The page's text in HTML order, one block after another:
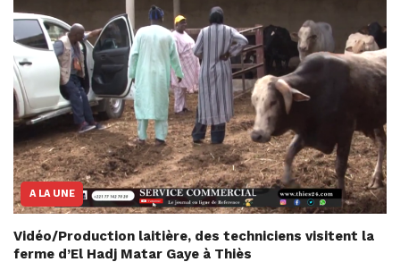
A LA UNE
Vidéo/Production laitière, des techniciens visitent la
ferme d’El Hadj Matar Gaye à Thiès